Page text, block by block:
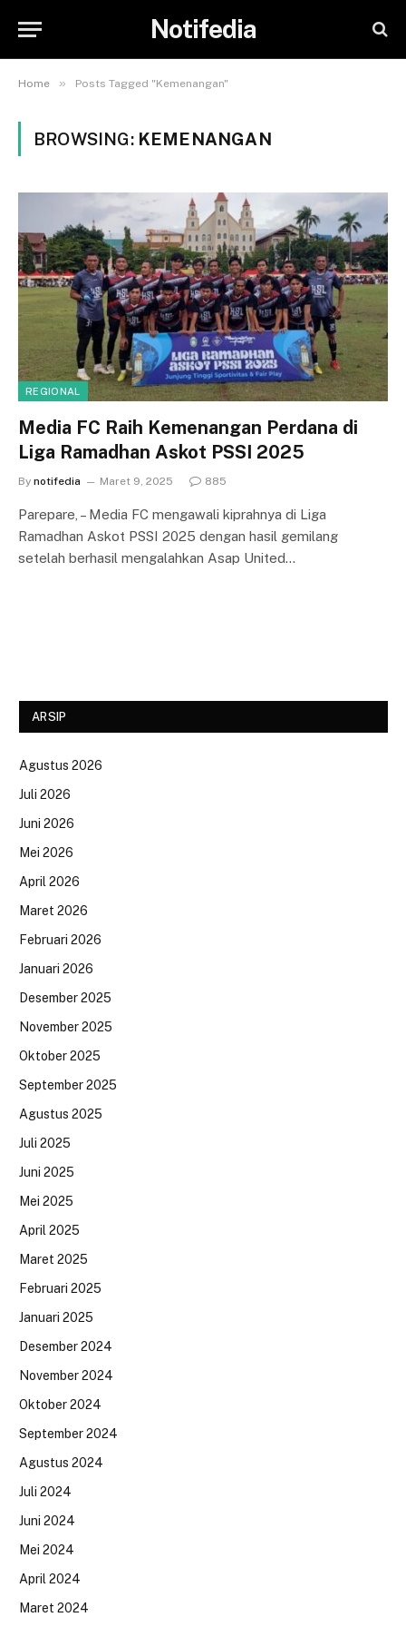
Notifedia
Home » Posts Tagged "Kemenangan"
BROWSING: KEMENANGAN
REGIONAL
Media FC Raih Kemenangan Perdana di
Liga Ramadhan Askot PSSI 2025
By notifedia Maret 9, 2025 885
Parepare, – Media FC mengawali kiprahnya di Liga
Ramadhan Askot PSSI 2025 dengan hasil gemilang
setelah berhasil mengalahkan Asap United…
ARSIP
Agustus 2026
Juli 2026
Juni 2026
Mei 2026
April 2026
Maret 2026
Februari 2026
Januari 2026
Desember 2025
November 2025
Oktober 2025
September 2025
Agustus 2025
Juli 2025
Juni 2025
Mei 2025
April 2025
Maret 2025
Februari 2025
Januari 2025
Desember 2024
November 2024
Oktober 2024
September 2024
Agustus 2024
Juli 2024
Juni 2024
Mei 2024
April 2024
Maret 2024